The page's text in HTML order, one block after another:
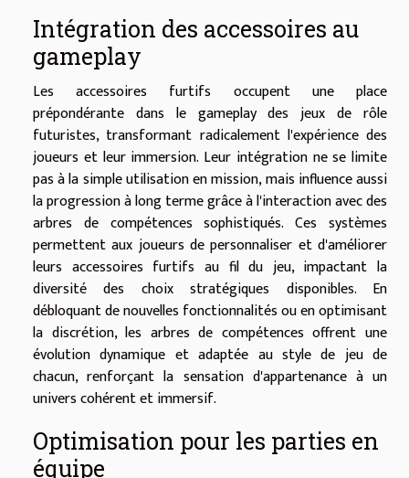
Intégration des accessoires au
gameplay
Les accessoires furtifs occupent une place
prépondérante dans le gameplay des jeux de rôle
futuristes, transformant radicalement l'expérience des
joueurs et leur immersion. Leur intégration ne se limite
pas à la simple utilisation en mission, mais influence aussi
la progression à long terme grâce à l'interaction avec des
arbres de compétences sophistiqués. Ces systèmes
permettent aux joueurs de personnaliser et d'améliorer
leurs accessoires furtifs au fil du jeu, impactant la
diversité des choix stratégiques disponibles. En
débloquant de nouvelles fonctionnalités ou en optimisant
la discrétion, les arbres de compétences offrent une
évolution dynamique et adaptée au style de jeu de
chacun, renforçant la sensation d'appartenance à un
univers cohérent et immersif.
Optimisation pour les parties en
équipe